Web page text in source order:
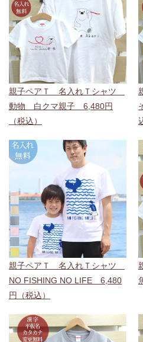
親子ペアＴ 名入れＴシャツ
動物 白クマ親子 6,480円
（税込）
親子ペアＴ 名入れＴシャツ
NO FISHING NO LIFE 6,480
円（税込）